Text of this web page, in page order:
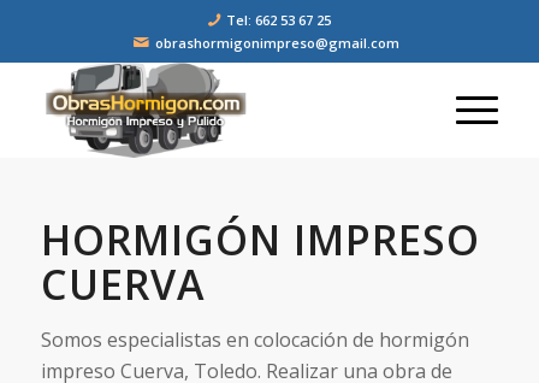
Tel: 662 53 67 25
obrashormigonimpreso@gmail.com
HORMIGÓN IMPRESO
CUERVA
Somos especialistas en colocación de hormigón
impreso Cuerva, Toledo. Realizar una obra de